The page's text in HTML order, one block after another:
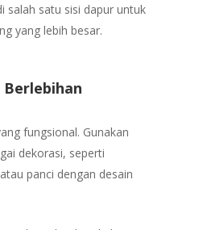
salah satu sisi dapur untuk
yang lebih besar.
fungsional. Gunakan
dekorasi, seperti
panci dengan desain